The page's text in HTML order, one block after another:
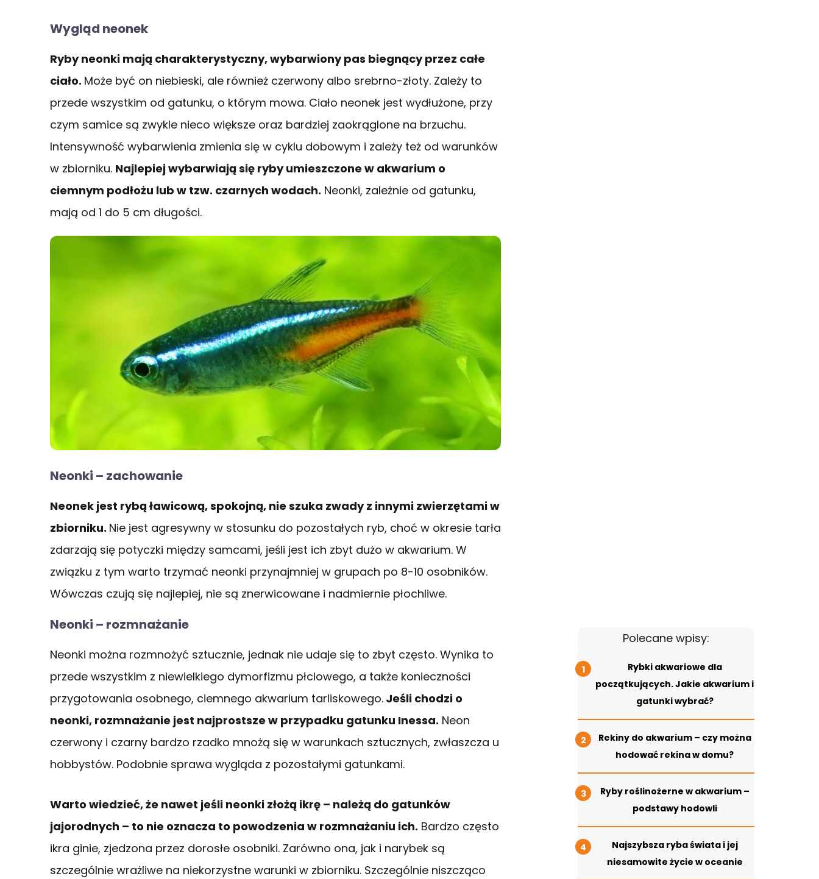
Wygląd neonek
Ryby neonki mają charakterystyczny, wybarwiony pas biegnący przez całe
ciało. Może być on niebieski, ale również czerwony albo srebrno-złoty. Zależy to
przede wszystkim od gatunku, o którym mowa. Ciało neonek jest wydłużone, przy
czym samice są zwykle nieco większe oraz bardziej zaokrąglone na brzuchu.
Intensywność wybarwienia zmienia się w cyklu dobowym i zależy też od warunków
w zbiorniku. Najlepiej wybarwiają się ryby umieszczone w akwarium o
ciemnym podłożu lub w tzw. czarnych wodach. Neonki, zależnie od gatunku,
mają od 1 do 5 cm długości.
Neonki – zachowanie
Neonek jest rybą ławicową, spokojną, nie szuka zwady z innymi zwierzętami w
zbiorniku. Nie jest agresywny w stosunku do pozostałych ryb, choć w okresie tarła
zdarzają się potyczki między samcami, jeśli jest ich zbyt dużo w akwarium. W
związku z tym warto trzymać neonki przynajmniej w grupach po 8-10 osobników.
Wówczas czują się najlepiej, nie są znerwicowane i nadmiernie płochliwe.
Neonki – rozmnażanie
Neonki można rozmnożyć sztucznie, jednak nie udaje się to zbyt często. Wynika to
przede wszystkim z niewielkiego dymorfizmu płciowego, a także konieczności
przygotowania osobnego, ciemnego akwarium tarliskowego. Jeśli chodzi o
neonki, rozmnażanie jest najprostsze w przypadku gatunku Inessa. Neon
czerwony i czarny bardzo rzadko mnożą się w warunkach sztucznych, zwłaszcza u
hobbystów. Podobnie sprawa wygląda z pozostałymi gatunkami.
Warto wiedzieć, że nawet jeśli neonki złożą ikrę – należą do gatunków
jajorodnych – to nie oznacza to powodzenia w rozmnażaniu ich. Bardzo często
ikra ginie, zjedzona przez dorosłe osobniki. Zarówno ona, jak i narybek są
szczególnie wrażliwe na niekorzystne warunki w zbiorniku. Szczególnie niszcząco
Polecane wpisy:
Rybki akwariowe dla
początkujących. Jakie akwarium i
gatunki wybrać?
Rekiny do akwarium – czy można
hodować rekina w domu?
Ryby roślinożerne w akwarium –
podstawy hodowli
Najszybsza ryba świata i jej
niesamowite życie w oceanie